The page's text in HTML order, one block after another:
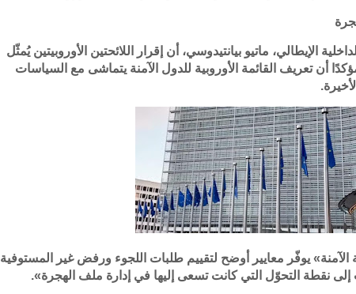
الإيطالي، ماتيو بيانتيدوسي، أن إقرار اللائحتين الأوروبيتين يُمثّل
أن تعريف القائمة الأوروبية للدول الآمنة يتماشى مع السياسات
الآمنة» يوفّر معايير أوضح لتقييم طلبات اللجوء ورفض غير المستوفية
إلى نقطة التحوّل التي كانت تسعى إليها في إدارة ملف الهجرة».